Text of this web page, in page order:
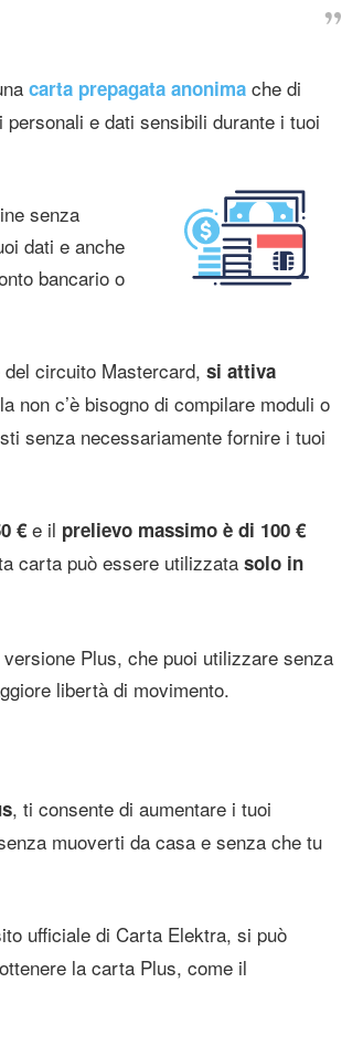
carta prepagata anonima che di
e dati sensibili durante i tuoi
senza
dati e anche
bancario o
circuito Mastercard, si attiva
non c’è bisogno di compilare moduli o
senza necessariamente fornire i tuoi
€ e il prelievo massimo è di 100 €
carta può essere utilizzata solo in
Plus, che puoi utilizzare senza
libertà di movimento.
, ti consente di aumentare i tuoi
muoverti da casa e senza che tu
ufficiale di Carta Elektra, si può
la carta Plus, come il